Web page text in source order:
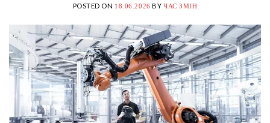
POSTED ON 18.06.2026 BY ЧАС ЗМІН